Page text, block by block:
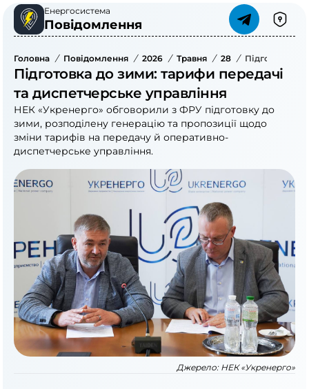
Енергосистема
Повідомлення
Головна / Повідомлення / 2026 / Травня / 28 / Підготовка
Підготовка до зими: тарифи передачі
та диспетчерське управління
НЕК «Укренерго» обговорили з ФРУ підготовку до
зими, розподілену генерацію та пропозиції щодо
зміни тарифів на передачу й оперативно-
диспетчерське управління.
Джерело: НЕК «Укренерго»